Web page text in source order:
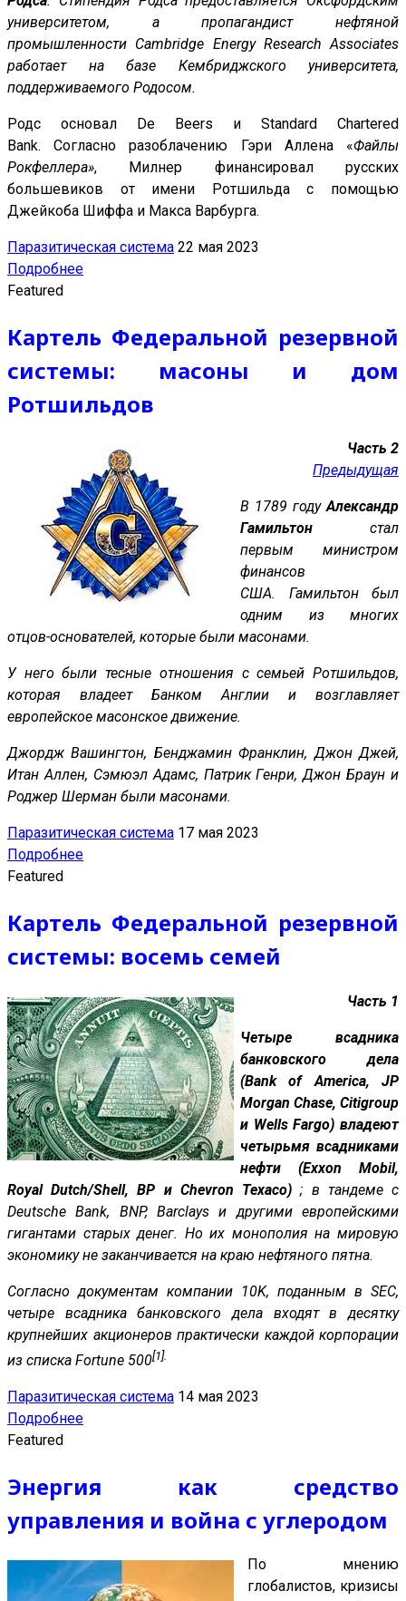
университетом, а пропагандист нефтяной
промышленности Cambridge Energy Research Associates
работает на базе Кембриджского университета,
поддерживаемого Родосом.
Родс основал De Beers и Standard Chartered
Bank. Согласно разоблачению Гэри Аллена «Файлы
Рокфеллера», Милнер финансировал русских
большевиков от имени Ротшильда с помощью
Джейкоба Шиффа и Макса Варбурга.
Паразитическая система 22 мая 2023
Подробнее
Featured
Картель Федеральной резервной
системы: масоны и дом
Ротшильдов
Часть 2
Предыдущая
В 1789 годуАлександр
Гамильтон стал
первым министром
финансов
США. Гамильтон был
одним из многих
отцов-основателей, которые были масонами.
У него были тесные отношения с семьей Ротшильдов,
которая владеет Банком Англии и возглавляет
европейское масонское движение.
Джордж Вашингтон, Бенджамин Франклин, Джон Джей,
Итан Аллен, Сэмюэл Адамс, Патрик Генри, Джон Браун и
Роджер Шерман были масонами.
Паразитическая система 17 мая 2023
Подробнее
Featured
Картель Федеральной резервной
системы: восемь семей
Часть 1
Четыре всадника
банковского дела
(Bank of America, JP
Morgan Chase, Citigroup
и Wells Fargo) владеют
четырьмя всадниками
нефти (Exxon Mobil,
Royal Dutch/Shell, BP и Chevron Texaco) ; в тандеме с
Deutsche Bank, BNP, Barclays и другими европейскими
гигантами старых денег. Но их монополия на мировую
экономику не заканчивается на краю нефтяного пятна.
Согласно документам компании 10K, поданным в SEC,
четыре всадника банковского дела входят в десятку
крупнейших акционеров практически каждой корпорации
из списка Fortune 500[1].
Паразитическая система 14 мая 2023
Подробнее
Featured
Энергия как средство
управления и война с углеродом
По мнению
глобалистов, кризисы